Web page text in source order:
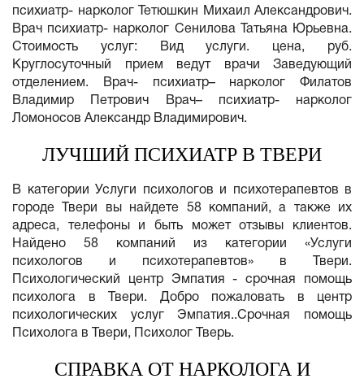
психиатр- нарколог Тетюшкин Михаил Александрович.
Врач психиатр- нарколог Сенилова Татьяна Юрьевна.
Стоимость услуг: Вид услуги. цена, руб.
Круглосуточный прием ведут врачи Заведующий
отделением. Врач- психиатр– нарколог Филатов
Владимир Петрович Врач– психиатр- нарколог
Ломоносов Александр Владимирович.
ЛУЧШИЙ ПСИХИАТР В ТВЕРИ
В категории Услуги психологов и психотерапевтов в
городе Твери вы найдете 58 компаний, а также их
адреса, телефоны и быть может отзывы клиентов.
Найдено 58 компаний из категории «Услуги
психологов и психотерапевтов» в Твери.
Психологический центр Эмпатия - срочная помощь
психолога в Твери. Добро пожаловать в центр
психологических услуг Эмпатия..Срочная помощь
Психолога в Твери, Психолог Тверь.
СПРАВКА ОТ НАРКОЛОГА И